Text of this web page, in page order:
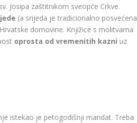
Josipa zaštitnikom sveopće Crkve.
(a srijeda je tradicionalno posvećena
domovine. Knjižice s molitvama
oprosta od vremenitih kazni uz
istekao je petogodišnji mandat. Treba